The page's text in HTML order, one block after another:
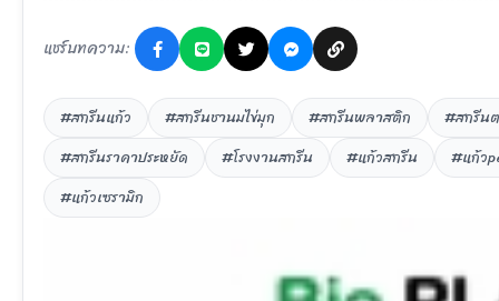
แชร์บทความ:
#สกรีนแก้ว #สกรีนชานมไข่มุก #สกรีนพลาสติก
#สกรีน
#สกรีนราคาประหยัด
#โรงงานสกรีน #แก้วสกรีน
#แก้ว
#แก้วเซรามิก